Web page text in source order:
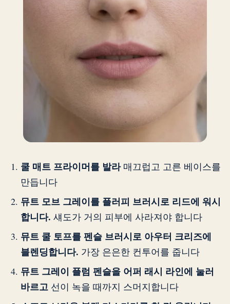
쿨 매트 프라이머를 발라매끄럽고 고른 베이스를
만듭니다
뮤트 모브 그레이를 플러피 브러시로 리드에 워시
합니다. 섀도가 거의 피부에 사라져야 합니다
뮤트 쿨 토프를 펜슬 브러시로 아우터 크리즈에
블렌딩합니다. 가장 은은한 컨투어를 줍니다
뮤트 그레이 플럼 펜슬을 어퍼 래시 라인에 눌러
바르고 선이 녹을 때까지 스머지합니다